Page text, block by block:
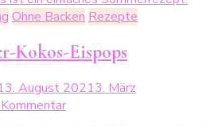
Ohne Backen Rezepte
Kokos-Eispops
August 20213. März
zu